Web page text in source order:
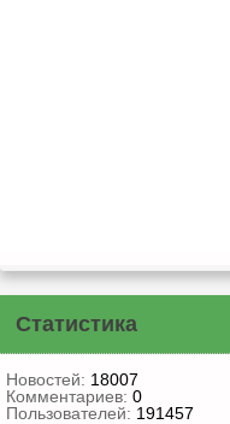
Статистика
Новостей: 18007
Комментариев: 0
Пользователей: 191457